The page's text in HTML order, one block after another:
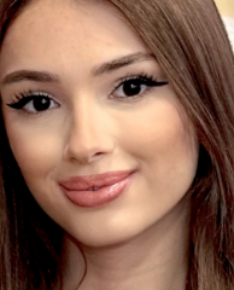
Hamısını Gör